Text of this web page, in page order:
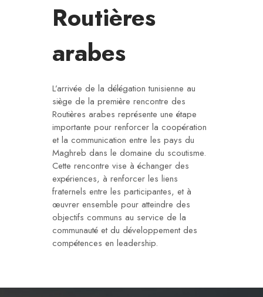
Routières
arabes
L’arrivée de la délégation tunisienne au
siège de la première rencontre des
Routières arabes représente une étape
importante pour renforcer la coopération
et la communication entre les pays du
Maghreb dans le domaine du scoutisme.
Cette rencontre vise à échanger des
expériences, à renforcer les liens
fraternels entre les participantes, et à
œuvrer ensemble pour atteindre des
objectifs communs au service de la
communauté et du développement des
compétences en leadership.